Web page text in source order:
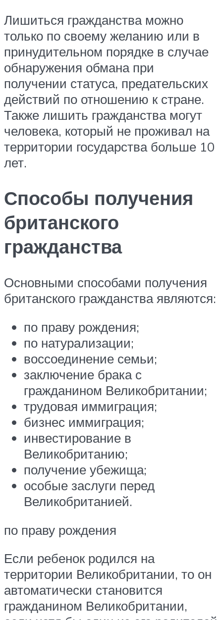
Лишиться гражданства можно
только по своему желанию или в
принудительном порядке в случае
обнаружения обмана при
получении статуса, предательских
действий по отношению к стране.
Также лишить гражданства могут
человека, который не проживал на
территории государства больше 10
лет.
Способы получения
британского
гражданства
Основными способами получения
британского гражданства являются:
по праву рождения;
по натурализации;
воссоединение семьи;
заключение брака с
гражданином Великобритании;
трудовая иммиграция;
бизнес иммиграция;
инвестирование в
Великобританию;
получение убежища;
особые заслуги перед
Великобританией.
по праву рождения
Если ребенок родился на
территории Великобритании, то он
автоматически становится
гражданином Великобритании,